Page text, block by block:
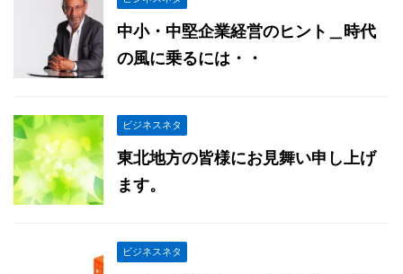
中小・中堅企業経営のヒント＿時代
の風に乗るには・・
ビジネスネタ
東北地方の皆様にお見舞い申し上げ
ます。
ビジネスネタ